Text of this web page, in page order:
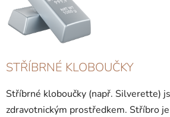
STŘÍBRNÉ KLOBOUČKY
Stříbrné kloboučky (např. Silverette)
zdravotnickým prostředkem. Stříbro